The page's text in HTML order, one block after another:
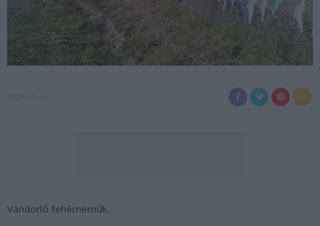
Vándorló fehérneműk.